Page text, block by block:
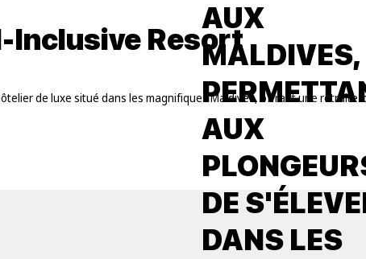
Inclusive Resort
de luxe situé dans les magnifiques Maldives, offrant une
AUX
MALDIVES,
AUX
DE
DANS LES